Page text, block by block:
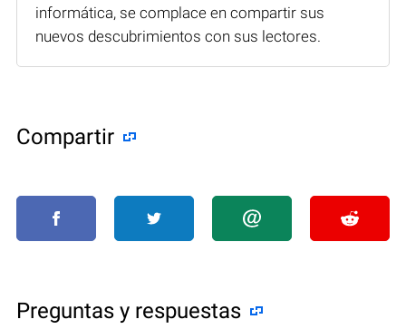
informática, se complace en compartir sus
nuevos descubrimientos con sus lectores.
Compartir
Preguntas y respuestas